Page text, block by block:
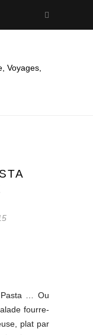
… Ou
fourre-
plat par